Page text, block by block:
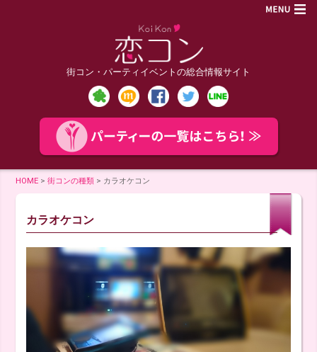
街コン・パーティイベントの総合情報サイト
HOME >街コンの種類 > カラオケコン
カラオケコン